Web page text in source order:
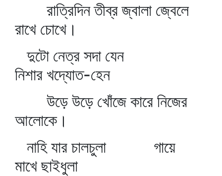
রাত্রিদিন তীব্র জ্বালা জ্বেলে
রাখে চোখে।
দুটো নেত্র সদা যেন
নিশার খদ্যোত-হেন
উড়ে উড়ে খোঁজে কারে নিজের
আলোকে।
নাহি যার চালচুলা গায়ে
মাখে ছাইধুলা